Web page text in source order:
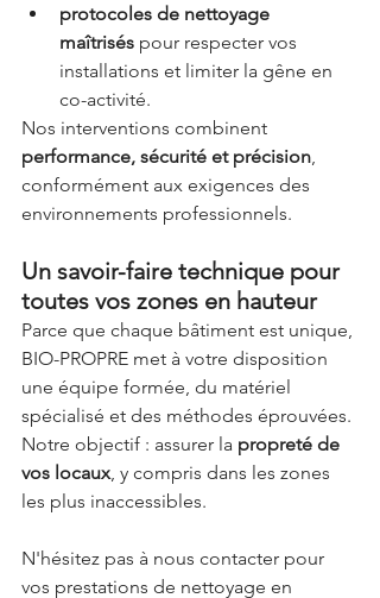
protocoles de nettoyage
maîtrisés pour respecter vos
installations et limiter la gêne en
co-activité.
Nos interventions combinent
performance, sécurité et précision,
conformément aux exigences des
environnements professionnels.
Un savoir-faire technique pour
toutes vos zones en hauteur
Parce que chaque bâtiment est unique,
BIO-PROPRE met à votre disposition
une équipe formée, du matériel
spécialisé et des méthodes éprouvées.
Notre objectif : assurer la propreté de
vos locaux, y compris dans les zones
les plus inaccessibles.
N'hésitez pas à nous contacter pour
vos prestations de nettoyage en